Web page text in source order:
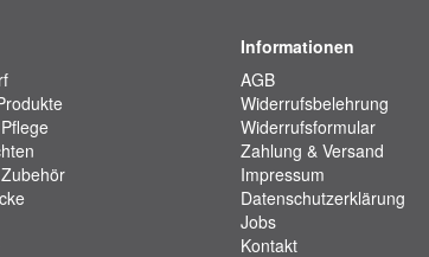
Informationen
AGB
Widerrufsbelehrung
Widerrufsformular
Zahlung & Versand
Impressum
Datenschutzerklärung
Jobs
Kontakt